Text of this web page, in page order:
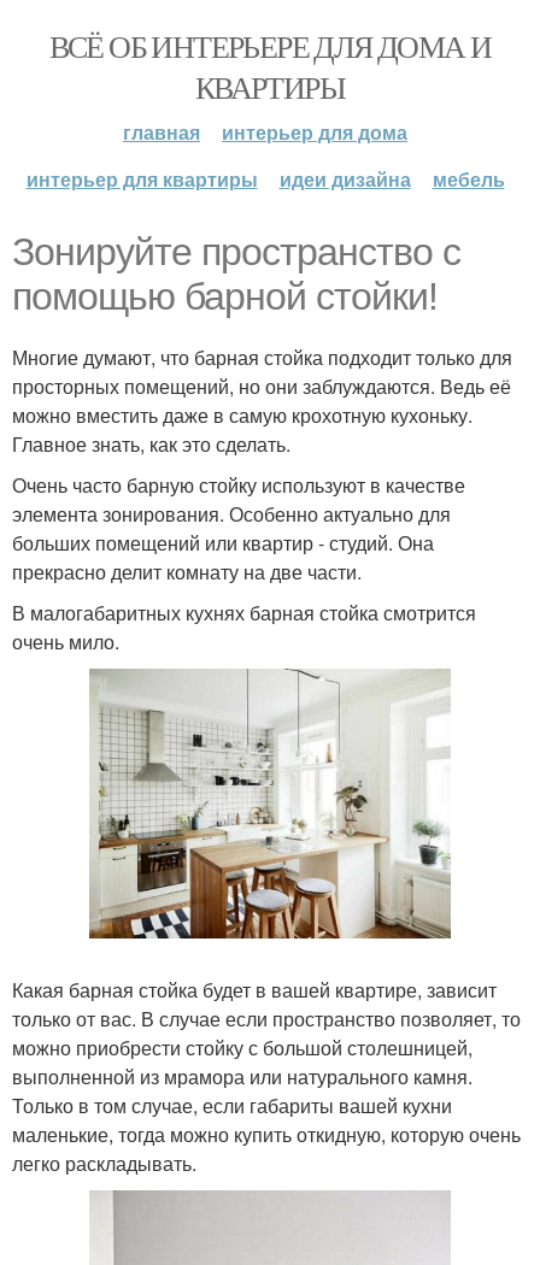
ВСЁ ОБ ИНТЕРЬЕРЕ ДЛЯ ДОМА И
КВАРТИРЫ
главная
интерьер для дома
интерьер для квартиры
идеи дизайна мебель
Зонируйте пространство с
помощью барной стойки!
Многие думают, что барная стойка подходит только для
просторных помещений, но они заблуждаются. Ведь её
можно вместить даже в самую крохотную кухоньку.
Главное знать, как это сделать.
Очень часто барную стойку используют в качестве
элемента зонирования. Особенно актуально для
больших помещений или квартир - студий. Она
прекрасно делит комнату на две части.
В малогабаритных кухнях барная стойка смотрится
очень мило.
Какая барная стойка будет в вашей квартире, зависит
только от вас. В случае если пространство позволяет, то
можно приобрести стойку с большой столешницей,
выполненной из мрамора или натурального камня.
Только в том случае, если габариты вашей кухни
маленькие, тогда можно купить откидную, которую очень
легко раскладывать.